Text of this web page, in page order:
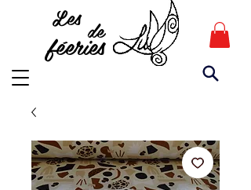
Les
féeries
de